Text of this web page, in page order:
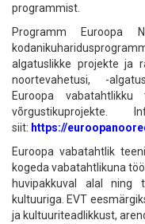
programmist.
Programm Euroopa
algatuslikke projekte ja
noortevahetusi, -
Euroopa
siit: https://
Euroopa vabatahtlik
kogeda vabatahtlikuna
huvipakkuval alal ning
kultuuriga. EVT
ja kultuuriteadlikkust,